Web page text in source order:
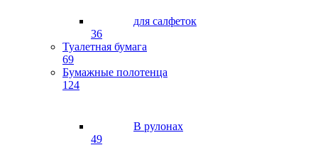
для салфеток
36
Туалетная бумага
69
Бумажные полотенца
124
В рулонах
49